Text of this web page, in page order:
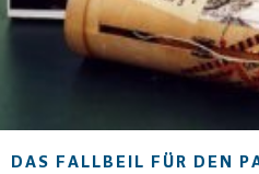
DAS FALLBEIL FÜR DEN